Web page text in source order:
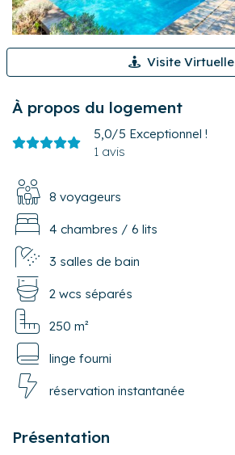
Visite Virtuelle
À propos du logement
5,0/5 Exceptionnel !
1 avis
8 voyageurs
4 chambres / 6 lits
3 salles de bain
2 wcs séparés
250 m²
linge fourni
réservation instantanée
Présentation